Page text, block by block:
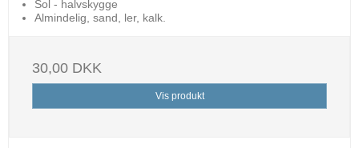
Sol - halvskygge
Almindelig, sand, ler, kalk.
30,00 DKK
Vis produkt